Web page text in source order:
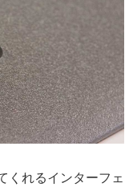
くれるインターフェ